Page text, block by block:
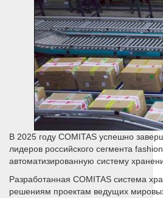
В 2025 году COMITAS успешно
лидеров российского сегмента
автоматизированную систему
Разработанная COMITAS система
решениям проектам ведущих